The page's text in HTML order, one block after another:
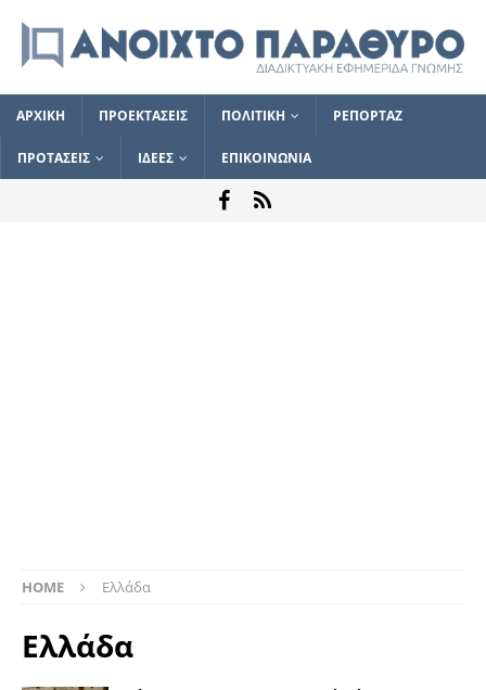
ΑΡΧΙΚΗ ΠΡΟΕΚΤΑΣΕΙΣ ΠΟΛΙΤΙΚΗ ΡΕΠΟΡΤΑΖ
ΠΡΟΤΑΣΕΙΣ ΙΔΕΕΣ ΕΠΙΚΟΙΝΩΝΙΑ
HOME Eλλάδα
Eλλάδα